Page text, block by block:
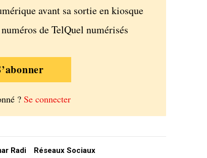
avant sa sortie en kiosque
de TelQuel numérisés
? Se connecter
Radi Réseaux Sociaux